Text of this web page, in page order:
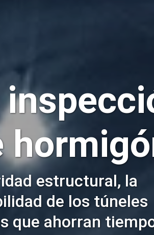
estructural, la
de los túneles
que ahorran